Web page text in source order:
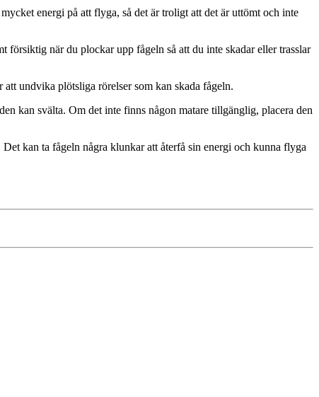
energi på att flyga, så det är troligt att det är uttömt och inte
försiktig när du plockar upp fågeln så att du inte skadar eller trasslar
undvika plötsliga rörelser som kan skada fågeln.
kan svälta. Om det inte finns någon matare tillgänglig, placera den
kan ta fågeln några klunkar att återfå sin energi och kunna flyga